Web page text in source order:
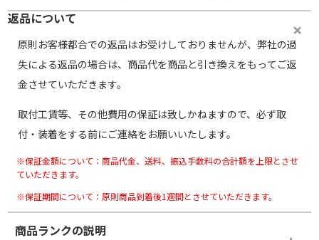
返品について
原則お客様都合での返品はお受けしておりませんが、弊社の過
失による返品の場合は、商品代を商品と引き換えをもってご返
金させていただきます。
取付工賃等、その他費用の保証は致しかねますので、必ず取
付・装着をする前にご連絡をお願いいたします。
※保証金額について：商品代金、送料、振込手数料の合計額を上限とさせ
ていただきます。
※保証期間について：原則商品到着後1週間とさせていただきます。
商品ランクの説明